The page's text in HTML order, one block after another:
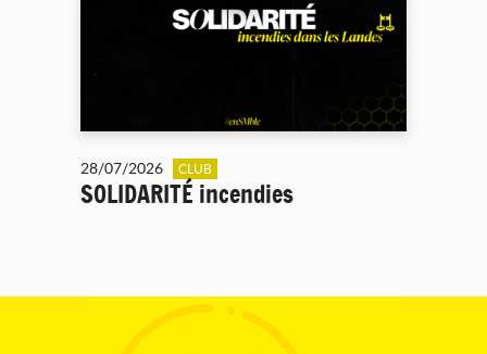
28/07/2026 CLUB
SOLIDARITÉ incendies